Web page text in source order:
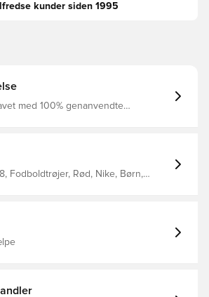
kunder siden 1995
med 100% genanvendte
samt en øget åndbarhed
Fodboldtrøjer, Rød, Nike, Børn,